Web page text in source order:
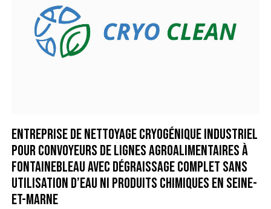
Entreprise de nettoyage cryogénique industriel
pour convoyeurs de lignes agroalimentaires à
Fontainebleau avec dégraissage complet sans
utilisation d’eau ni produits chimiques en Seine-
et-Marne